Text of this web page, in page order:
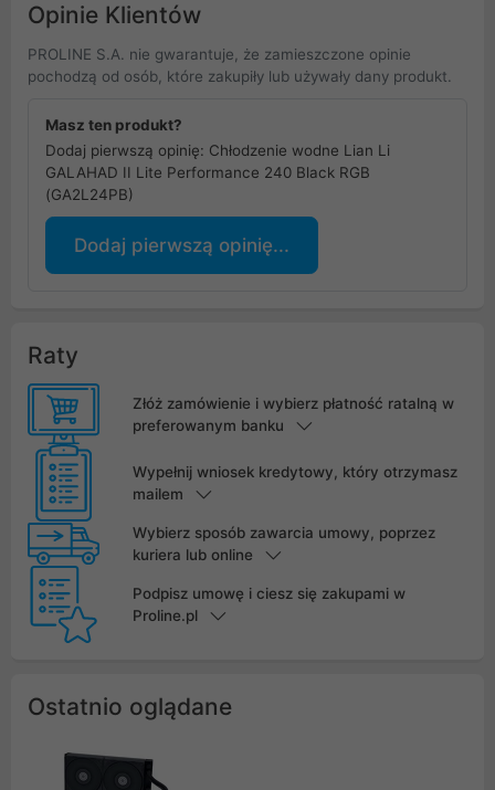
Opinie Klientów
PROLINE S.A. nie gwarantuje, że zamieszczone opinie
pochodzą od osób, które zakupiły lub używały dany produkt.
Masz ten produkt?
Dodaj pierwszą opinię: Chłodzenie wodne Lian Li
GALAHAD II Lite Performance 240 Black RGB
(GA2L24PB)
Dodaj pierwszą opinię...
Raty
Złóż zamówienie i wybierz płatność ratalną w
preferowanym banku
Wypełnij wniosek kredytowy, który otrzymasz
mailem
Wybierz sposób zawarcia umowy, poprzez
kuriera lub online
Podpisz umowę i ciesz się zakupami w
Proline.pl
Ostatnio oglądane